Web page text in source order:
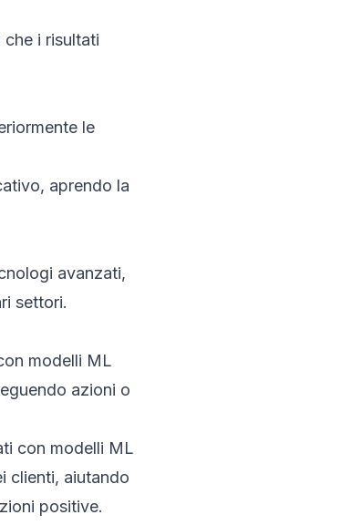
i risultati
le
aprendo la
avanzati,
settori.
modelli ML
azioni o
con modelli ML
clienti, aiutando
positive.